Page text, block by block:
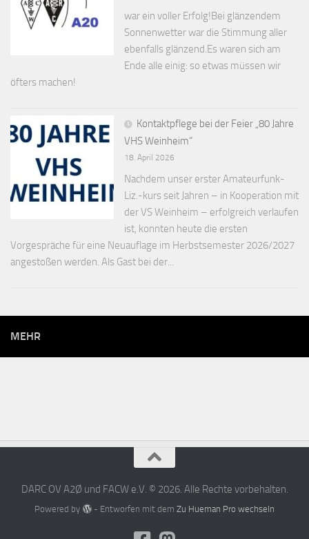
war ein voller Erfolg!Bei glänzendem
Sonnenwetter war die Stimmung aller
ebenfalls glänzend.Es waren sich am
Ende alle einig: so etwas müssen wir
öfters machen!
Kontaktpflege bei der Feier „80 Jahre
VHS Weinheim“
18. April 2026
Nachdem unser erster Amateurfunk-
Liz.-kurs seit Jahren – in Kooperation mit
der VS Weinheim – erfolgreich verlaufen
ist, konnten heute die ersten
Vorgespräche für eine Neuauflage im Herbstsemester 2026/2027
angestoßen werden. Als Gast bei der...
MEHR
DARC OV A2Ø und FACW e.V. © 2026. Alle Rechte vorbehalten.
Powered by - Entworfen mit dem Zu Hueman Pro wechseln